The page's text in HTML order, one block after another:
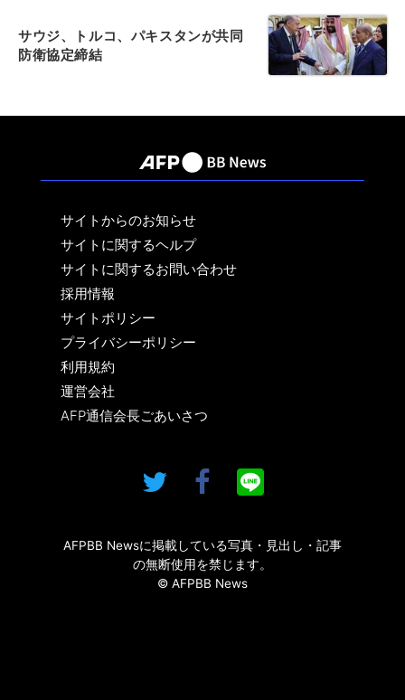
サウジ、トルコ、パキスタンが共同
防衛協定締結
サイトからのお知らせ
サイトに関するヘルプ
サイトに関するお問い合わせ
採用情報
サイトポリシー
プライバシーポリシー
利用規約
運営会社
AFP通信会長ごあいさつ
AFPBB Newsに掲載している写真・見出し・記事
の無断使用を禁じます。
© AFPBB News